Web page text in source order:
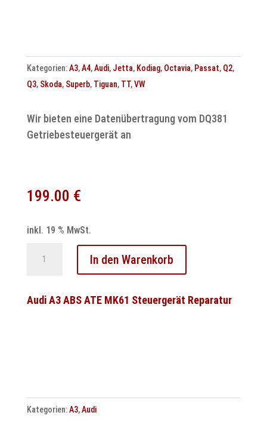
Kategorien:A3,A4,Audi, Jetta, Kodiag, Octavia, Passat, Q2,
Q3, Skoda, Superb, Tiguan, TT,VW
Wir bieten eine Datenübertragung vom DQ381
Getriebesteuergerät an
199.00 €
inkl. 19 % MwSt.
DQ381
Datenübertragung
Menge
In den Warenkorb
Audi A3 ABS ATE MK61 Steuergerät Reparatur
Kategorien:A3,Audi